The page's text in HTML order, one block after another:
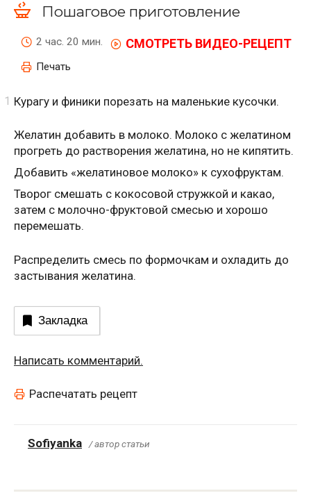
Пошаговое приготовление
2 час. 20 мин. СМОТРЕТЬ ВИДЕО-РЕЦЕПТ
Печать
Курагу и финики порезать на маленькие кусочки.
Желатин добавить в молоко. Молоко с желатином
прогреть до растворения желатина, но не кипятить.
Добавить «желатиновое молоко» к сухофруктам.
Творог смешать с кокосовой стружкой и какао,
затем с молочно-фруктовой смесью и хорошо
перемешать.
Распределить смесь по формочкам и охладить до
застывания желатина.
Закладка
Написать комментарий.
Распечатать рецепт
Sofiyanka / автор статьи